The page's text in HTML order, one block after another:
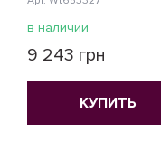
в наличии
9 243 грн
КУПИТЬ